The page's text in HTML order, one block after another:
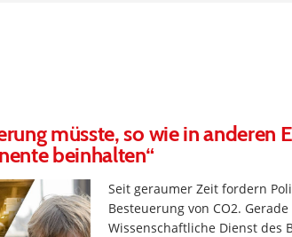
müsste, so wie in anderen
beinhalten“
Seit geraumer Zeit fordern
Besteuerung von CO2.
Wissenschaftliche Dienst des